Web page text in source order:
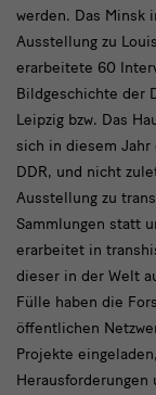
werden. Das Minsk
Ausstellung zu
erarbeitete 60
Bildgeschichte der
Leipzig bzw. Das
sich in diesem Jahr
DDR, und nicht
Ausstellung zu
Sammlungen statt
erarbeitet in
dieser in der Welt
Fülle haben die
öffentlichen
Projekte
Herausforderungen